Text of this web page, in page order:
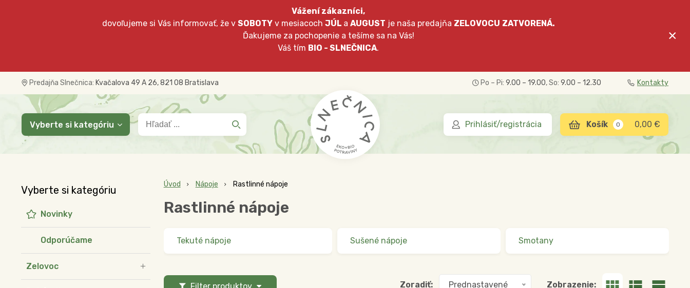
Vážení zákazníci,
dovoľujeme si Vás informovať, že v SOBOTYv mesiacoch JÚL a AUGUST je naša predajňa ZELOVOCU ZATVORENÁ.
Ďakujeme za pochopenie a tešíme sa na Vás!
Váš tím BIO - SLNEČNICA.
×
Predajňa Slnečnica: Kvačalova 49 A 26, 821 08 Bratislava Po – Pi: 9.00 – 19.00, So: 9.00 – 12.30 Kontakty
Prihlásiť/registrácia 0,00 €
0
Úvod Nápoje Rastlinné nápoje
Rastlinné nápoje
Tekuté nápoje Sušené nápoje Smotany
Zobrazenie:
Zoradiť: Prednastavené
Vyberte si kategóriu
Novinky
Odporúčame
Zelovoc
Vyberte si kategóriu